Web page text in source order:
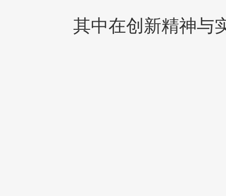
其中在创新精神与